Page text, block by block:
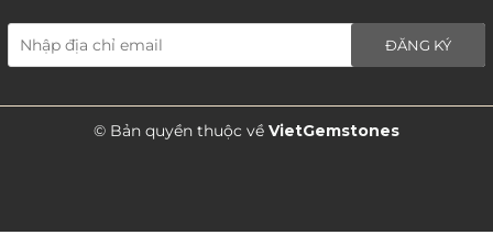
5. Hình thức thanh toán
ĐĂNG KÝ
© Bản quyền thuộc về VietGemstones